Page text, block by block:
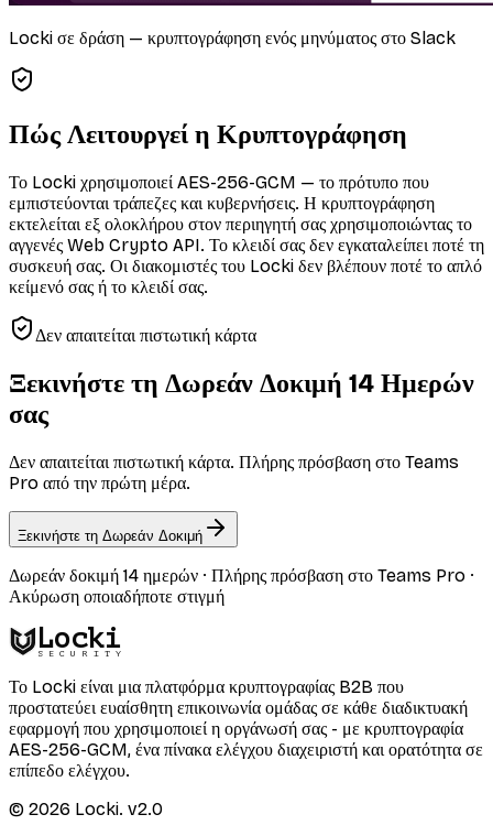
Locki σε δράση — κρυπτογράφηση ενός μηνύματος στο Slack
Πώς Λειτουργεί η Κρυπτογράφηση
Το Locki χρησιμοποιεί AES-256-GCM — το πρότυπο που
εμπιστεύονται τράπεζες και κυβερνήσεις. Η κρυπτογράφηση
εκτελείται εξ ολοκλήρου στον περιηγητή σας χρησιμοποιώντας το
αγγενές Web Crypto API. Το κλειδί σας δεν εγκαταλείπει ποτέ τη
συσκευή σας. Οι διακομιστές του Locki δεν βλέπουν ποτέ το απλό
κείμενό σας ή το κλειδί σας.
Δεν απαιτείται πιστωτική κάρτα
Ξεκινήστε τη Δωρεάν Δοκιμή 14 Ημερών
σας
Δεν απαιτείται πιστωτική κάρτα. Πλήρης πρόσβαση στο Teams
Pro από την πρώτη μέρα.
Ξεκινήστε τη Δωρεάν Δοκιμή
Δωρεάν δοκιμή 14 ημερών · Πλήρης πρόσβαση στο Teams Pro ·
Ακύρωση οποιαδήποτε στιγμή
Locki
SECURITY
Το Locki είναι μια πλατφόρμα κρυπτογραφίας B2B που
προστατεύει ευαίσθητη επικοινωνία ομάδας σε κάθε διαδικτυακή
εφαρμογή που χρησιμοποιεί η οργάνωσή σας - με κρυπτογραφία
AES-256-GCM, ένα πίνακα ελέγχου διαχειριστή και ορατότητα σε
επίπεδο ελέγχου.
© 2026 Locki. v2.0